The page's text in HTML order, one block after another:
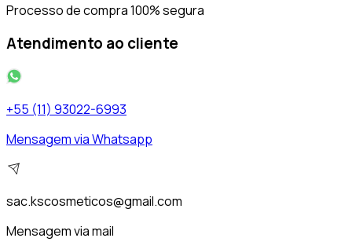
Processo de compra 100% segura
Atendimento ao cliente
+55 (11) 93022-6993
Mensagem via Whatsapp
sac.kscosmeticos@gmail.com
Mensagem via mail